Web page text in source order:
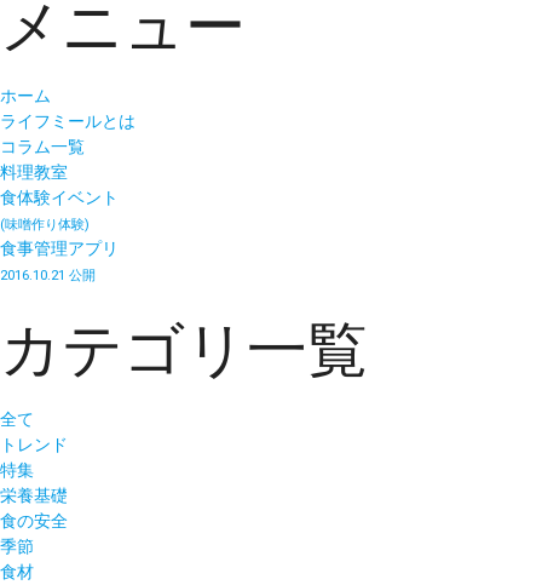
メニュー
ホーム
ライフミールとは
コラム一覧
料理教室
食体験イベント
(味噌作り体験)
食事管理アプリ
2016.10.21 公開
カテゴリ一覧
全て
トレンド
特集
栄養基礎
食の安全
季節
食材